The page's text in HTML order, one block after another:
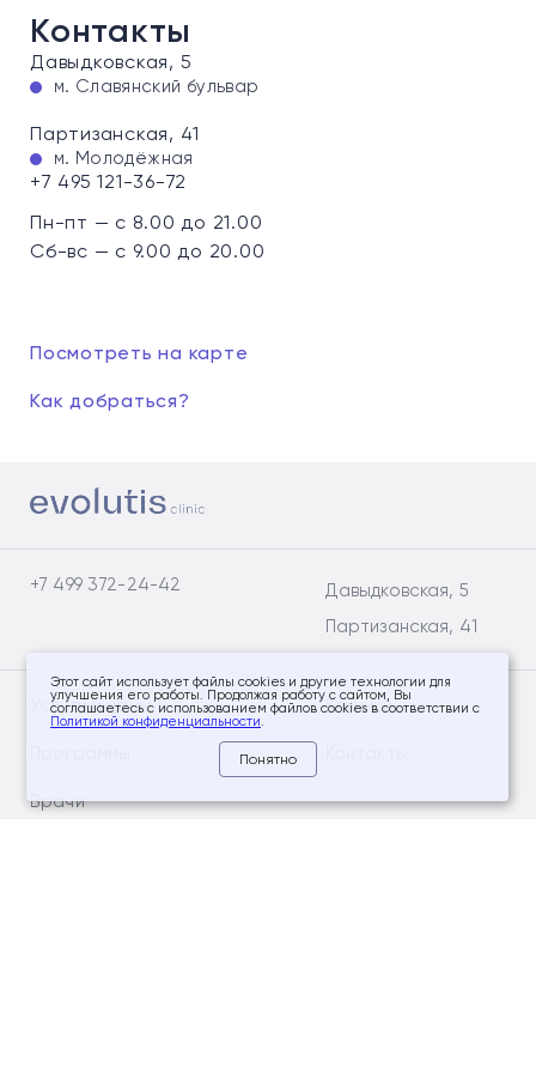
Контакты
Давыдковская, 5
м. Славянский бульвар
Партизанская, 41
м. Молодёжная
+7 495 121-36-72
Пн-пт — с 8.00 до 21.00
Сб-вс — с 9.00 до 20.00
Посмотреть на карте
Как добраться?
+7 499 372-24-42
Давыдковская, 5
Партизанская, 41
Услуги и цены
Врачи
Клиники
Этот сайт использует файлы cookies и другие технологии для
улучшения его работы. Продолжая работу с сайтом, Вы
соглашаетесь с использованием файлов cookies в соответствии с
Политикой конфиденциальности.
Понятно